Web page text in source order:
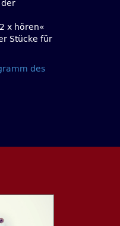
x hören«
Stücke für
des